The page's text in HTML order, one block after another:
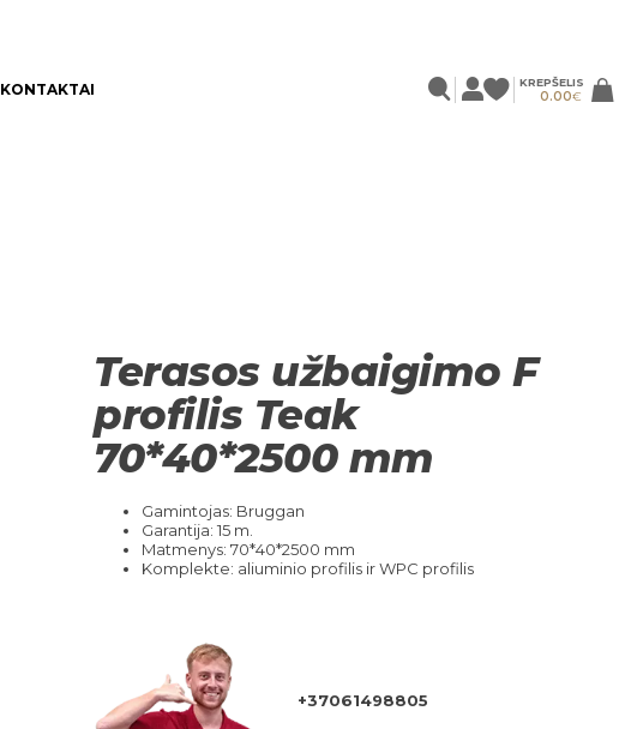
KREPŠELIS
0.00€
KONTAKTAI
Terasos užbaigimo F
profilis Teak
70*40*2500 mm
Gamintojas: Bruggan
Garantija: 15 m.
Matmenys: 70*40*2500 mm
Komplekte: aliuminio profilis ir WPC profilis
+37061498805